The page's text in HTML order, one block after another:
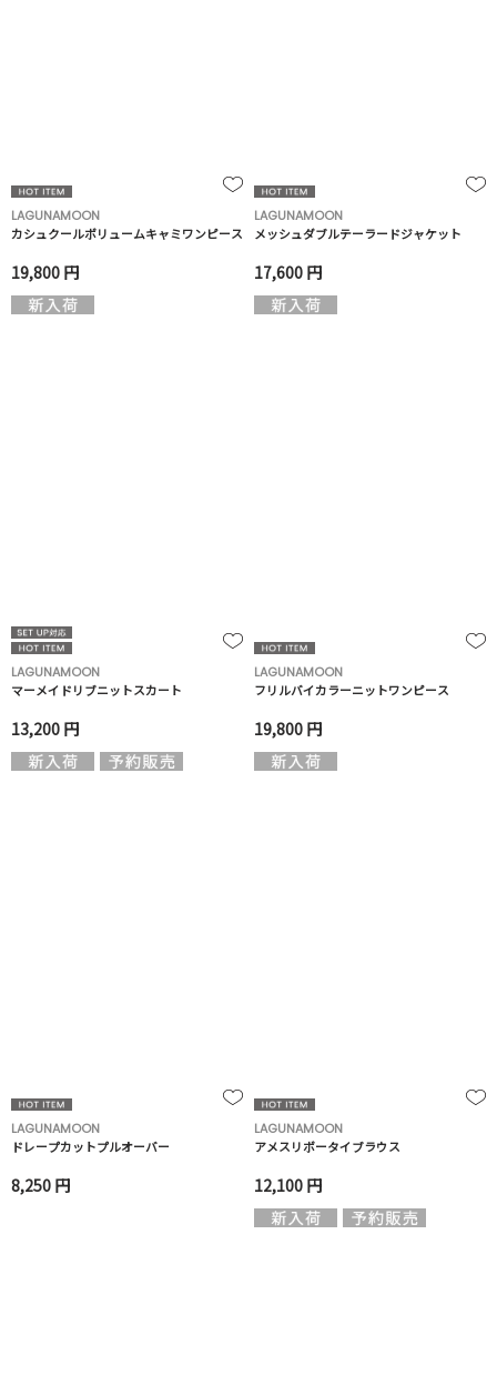
LAGUNAMOON
カシュクールボリュームキャミワンピース
19,800 円
LAGUNAMOON
メッシュダブルテーラードジャケット
17,600 円
LAGUNAMOON
マーメイドリブニットスカート
13,200 円
LAGUNAMOON
フリルバイカラーニットワンピース
19,800 円
LAGUNAMOON
ドレープカットプルオーバー
8,250 円
LAGUNAMOON
アメスリボータイブラウス
12,100 円